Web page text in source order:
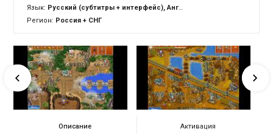
Язык: Русский (субтитры + интерфейс), Английский (субтитры + интерфейс)
Регион: Россия + СНГ
Описание Активация